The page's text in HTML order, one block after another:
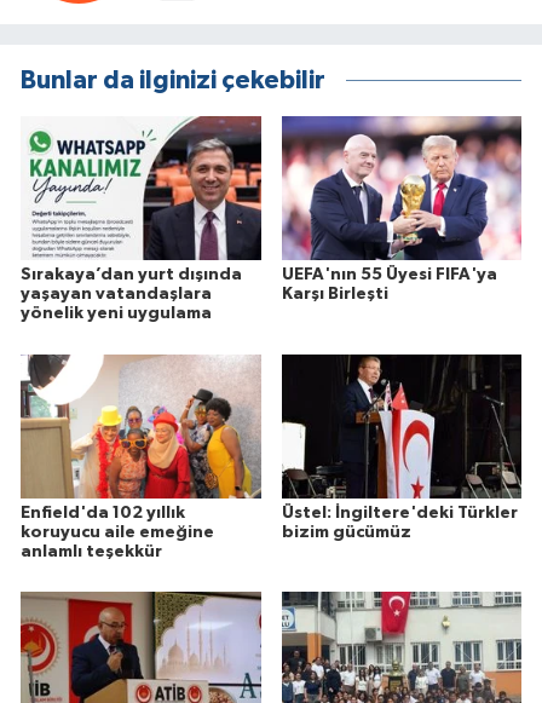
Bunlar da ilginizi çekebilir
Sırakaya’dan yurt dışında
yaşayan vatandaşlara
yönelik yeni uygulama
UEFA'nın 55 Üyesi FIFA'ya
Karşı Birleşti
Enfield'da 102 yıllık
koruyucu aile emeğine
anlamlı teşekkür
Üstel: İngiltere'deki Türkler
bizim gücümüz